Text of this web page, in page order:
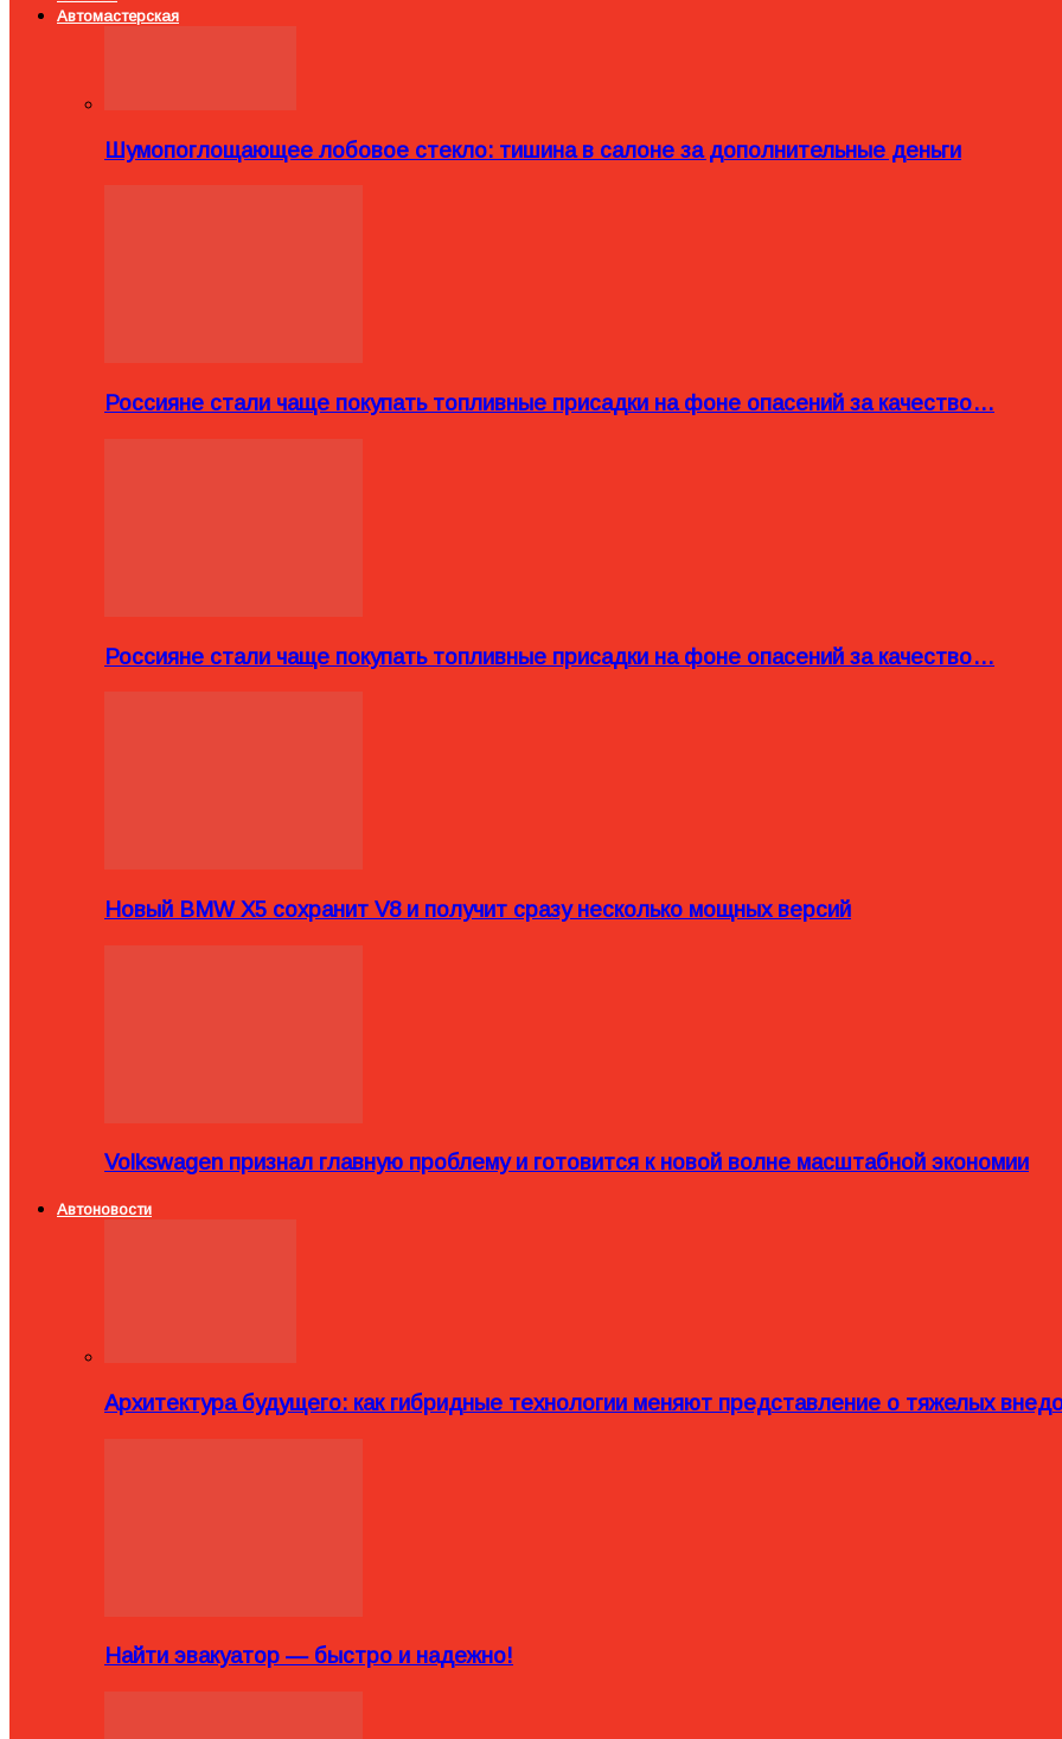
Автомастерская
Шумопоглощающее лобовое стекло: тишина в салоне за дополнительные деньги
Россияне стали чаще покупать топливные присадки на фоне опасений за качество…
Россияне стали чаще покупать топливные присадки на фоне опасений за качество…
Новый BMW X5 сохранит V8 и получит сразу несколько мощных версий
Volkswagen признал главную проблему и готовится к новой волне масштабной экономии
Автоновости
Архитектура будущего: как гибридные технологии меняют представление о тяжелых
Найти эвакуатор — быстро и надежно!